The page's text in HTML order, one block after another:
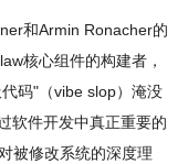
和Armin Ronacher的
核心组件的构建者，
码"（vibe slop）淹没
软件开发中真正重要的
被修改系统的深度理